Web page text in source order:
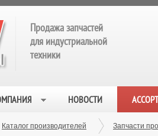
Продажа запчастей
для индустриальной
техники
НОВОСТИ
Каталог производителей Запчасти